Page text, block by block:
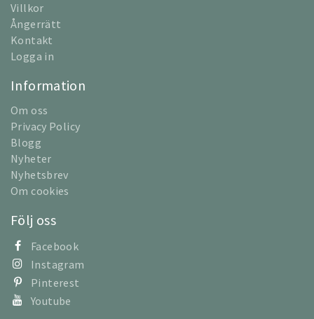
Villkor
Ångerrätt
Kontakt
Logga in
Information
Om oss
Privacy Policy
Blogg
Nyheter
Nyhetsbrev
Om cookies
Följ oss
Facebook
Instagram
Pinterest
Youtube